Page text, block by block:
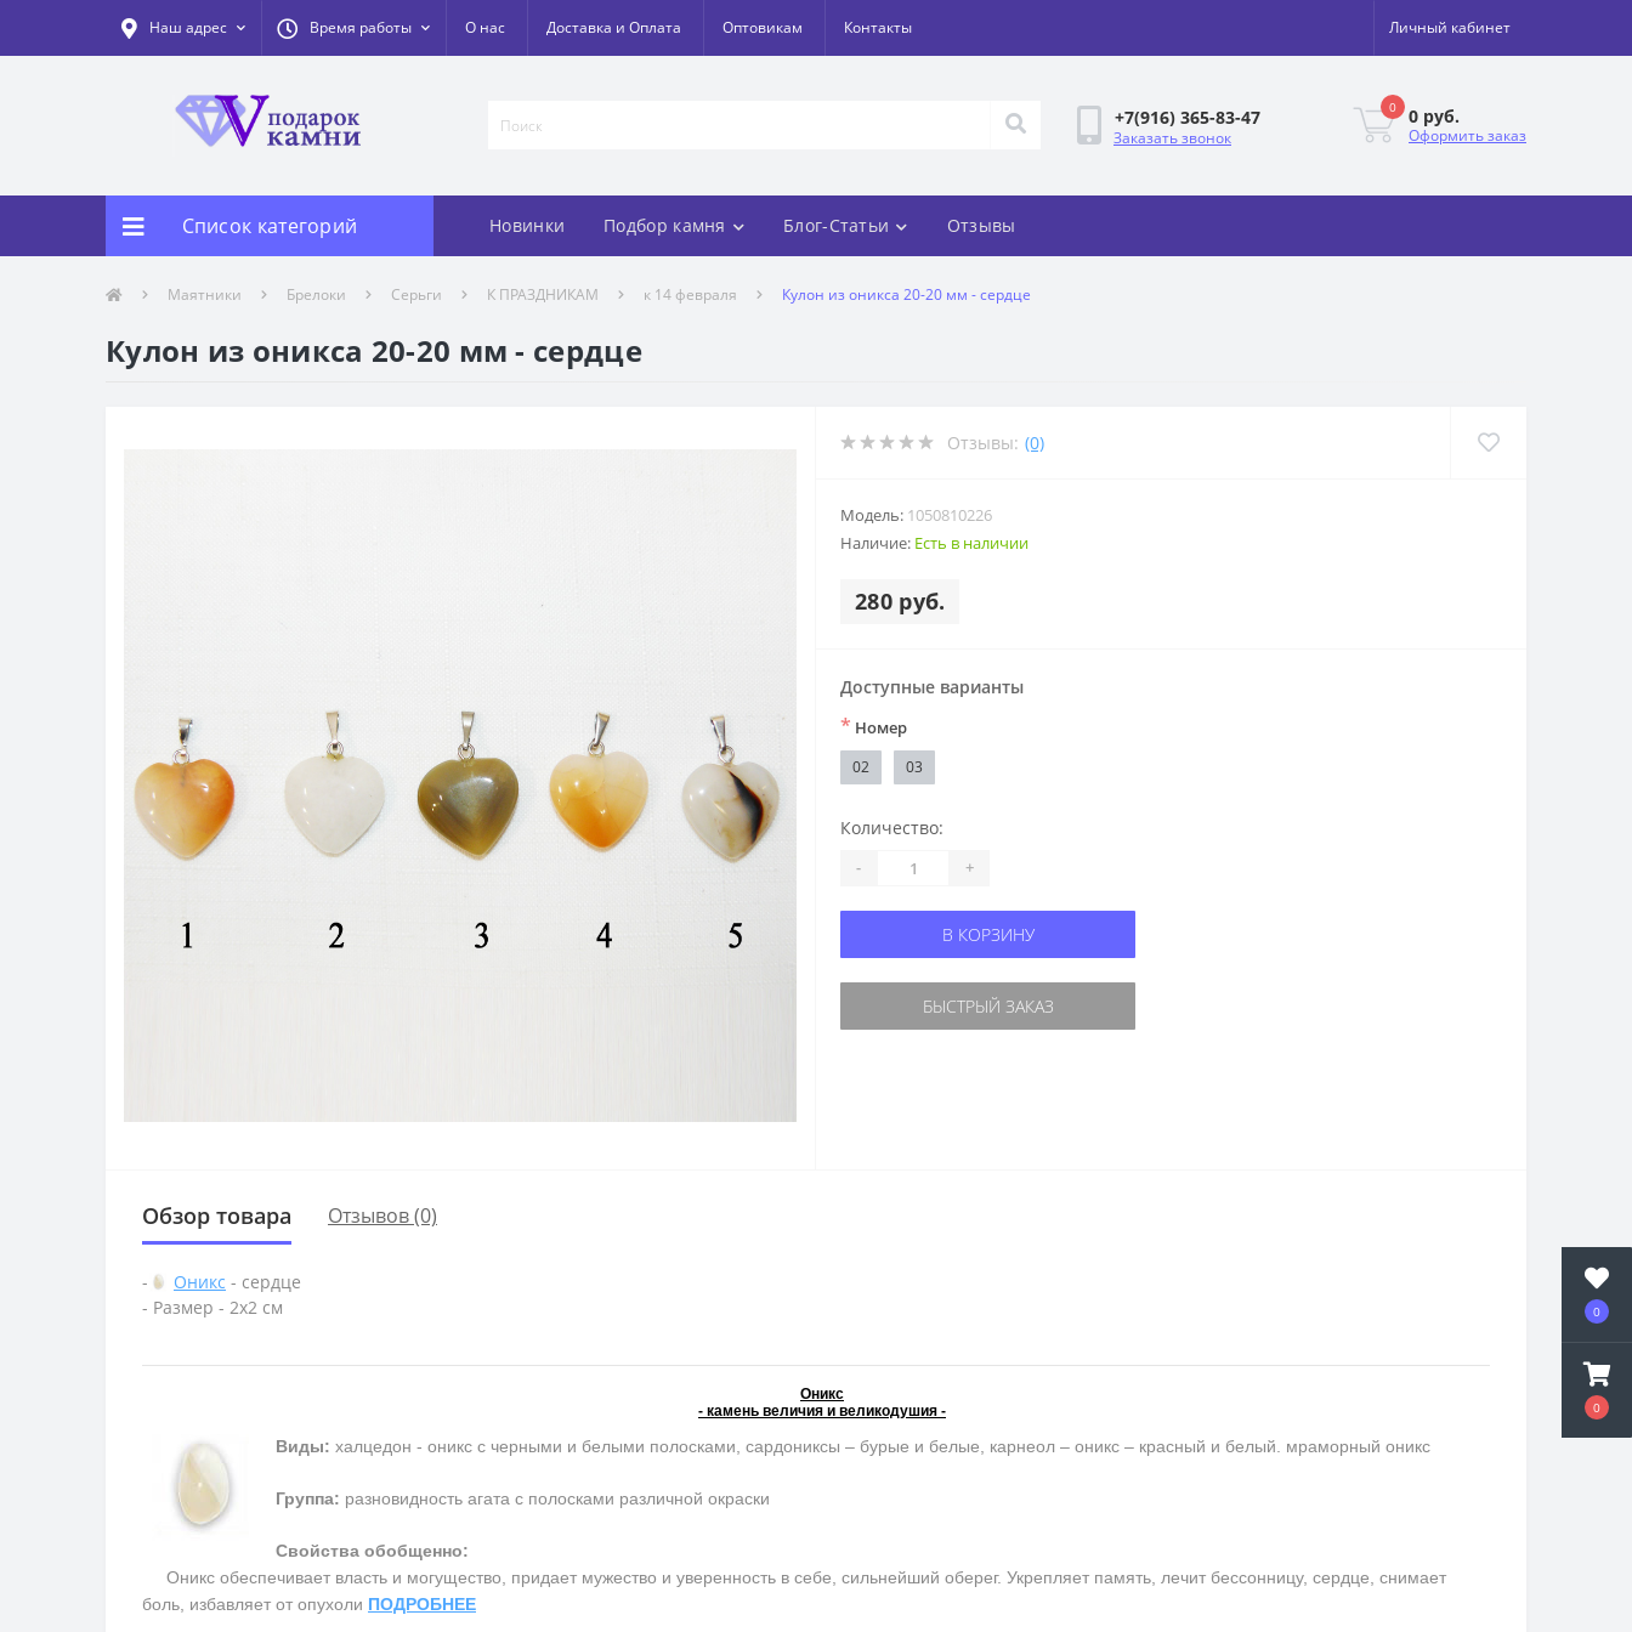
0
0
Наш адрес Время работы О нас Доставка и Оплата Оптовикам Контакты Личный кабинет
+7(916) 365-83-47
Заказать звонок
0 0 руб.
Оформить заказ
Список категорий Новинки Подбор камня Блог-Статьи Отзывы
Маятники Брелоки Серьги К ПРАЗДНИКАМ к 14 февраля Кулон из оникса 20-20 мм - сердце
Кулон из оникса 20-20 мм - сердце
Отзывы: (0)
Модель: 1050810226
Наличие: Есть в наличии
280 руб.
Доступные варианты
* Номер
02 03
Количество:
- +
В КОРЗИНУ
БЫСТРЫЙ ЗАКАЗ
Обзор товара Отзывов (0)
- Оникс - сердце
- Размер - 2х2 см
Оникс
- камень величия и великодушия -
Виды: халцедон - оникс с черными и белыми полосками, сардониксы – бурые и белые, карнеол – оникс – красный и белый. мраморный оникс
Группа: разновидность агата с полосками различной окраски
Свойства обобщенно:
Оникс обеспечивает власть и могущество, придает мужество и уверенность в себе, сильнейший оберег. Укрепляет память, лечит бессонницу, сердце, снимает
боль, избавляет от опухоли ПОДРОБНЕЕ